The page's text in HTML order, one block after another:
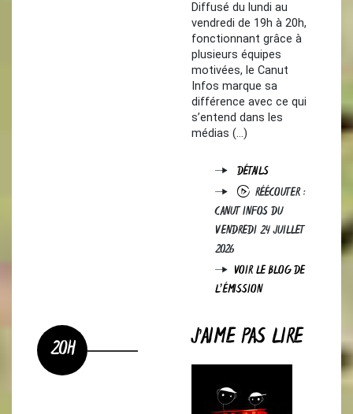
Diffusé du lundi au
vendredi de 19h à 20h,
fonctionnant grâce à
plusieurs équipes
motivées, le Canut
Infos marque sa
différence avec ce qui
s’entend dans les
médias (…)
DÉTAILS
RÉÉCOUTER :
CANUT INFOS DU
VENDREDI 24 JUILLET
2026
VOIR LE BLOG DE
L'ÉMISSION
20H J’AIME PAS LIRE